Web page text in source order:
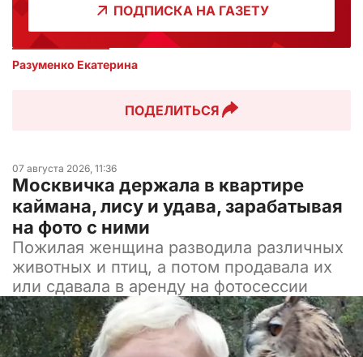
ПОДПИСКА НА ГАЗЕТУ
Разуменко Екатерина
ПОДЕЛИТЬСЯ
07 августа 2026, 11:36
Москвичка держала в квартире
каймана, лису и удава, зарабатывая
на фото с ними
Пожилая женщина разводила различных
животных и птиц, а потом продавала их
или сдавала в аренду на фотосессии